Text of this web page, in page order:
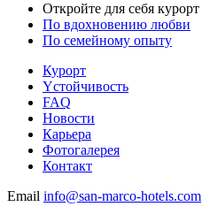
Откройте для себя курорт
По вдохновению любви
По семейному опыту
Курорт
Yстойчивость
FAQ
Новости
Карьера
Фотогалерея
Контакт
Email info@san-marco-hotels.com